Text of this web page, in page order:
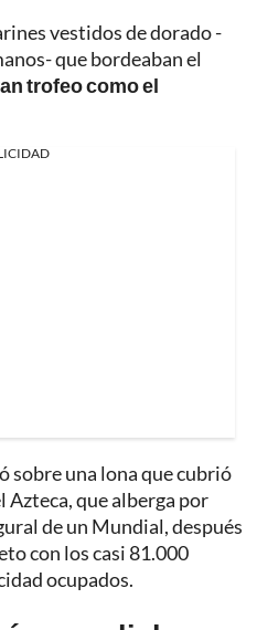
vestidos de dorado -
que bordeaban el
trofeo como el
sobre una lona que cubrió
que alberga por
de un Mundial, después
con los casi 81.000
ocupados.